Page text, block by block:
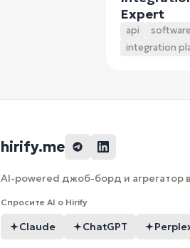
Expert
api
integration
hirify.me
AI-powered джоб-борд и агрегатор
Спросите AI о Hirify
Claude ChatGPT